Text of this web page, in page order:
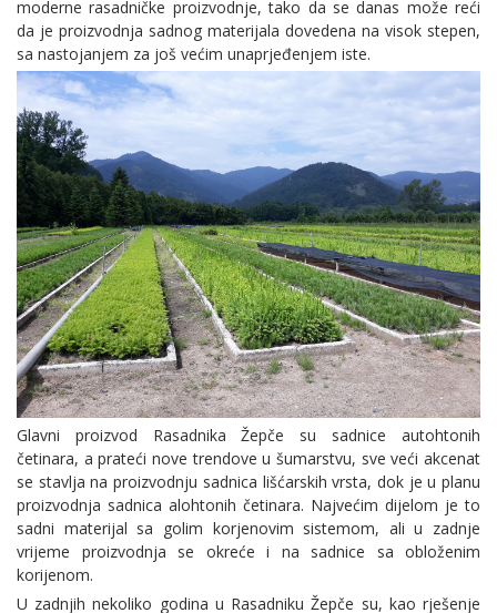
moderne rasadničke proizvodnje, tako da se danas može reći
da je proizvodnja sadnog materijala dovedena na visok stepen,
sa nastojanjem za još većim unaprjeđenjem iste.
Glavni proizvod Rasadnika Žepče su sadnice autohtonih
četinara, a prateći nove trendove u šumarstvu, sve veći akcenat
se stavlja na proizvodnju sadnica lišćarskih vrsta, dok je u planu
proizvodnja sadnica alohtonih četinara. Najvećim dijelom je to
sadni materijal sa golim korjenovim sistemom, ali u zadnje
vrijeme proizvodnja se okreće i na sadnice sa obloženim
korijenom.
U zadnjih nekoliko godina u Rasadniku Žepče su, kao rješenje